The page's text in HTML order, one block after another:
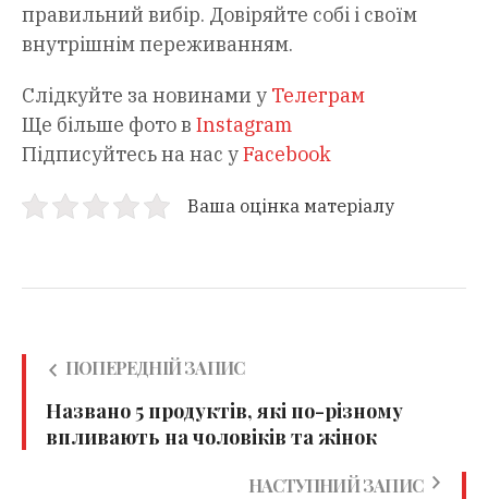
правильний вибір. Довіряйте собі і своїм
внутрішнім переживанням.
Слідкуйте за новинами у Телеграм
Ще більше фото в Instagram
Підписуйтесь на нас уFacebook
Ваша оцінка матеріалу
ПОПЕРЕДНІЙ ЗАПИС
Названо 5 продуктів, які по-різному
впливають на чоловіків та жінок
НАСТУПНИЙ ЗАПИС